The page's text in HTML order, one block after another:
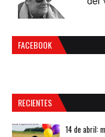
FACEBOOK
RECIENTES
14 de abril: